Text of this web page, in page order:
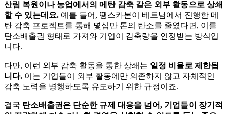
다만, 이런 외부 감축 활동을 통한 상쇄는일정 비율로 제한됩
니다. 이는 기업들이 외부 활동에만 의존하지 않고 자체적인
감축 노력을 병행하도록 유도하기 위한 규정이죠.
결국
한 도구입니다.
✅ 정확한 분석, 시스템적 접근이 필요한
시기